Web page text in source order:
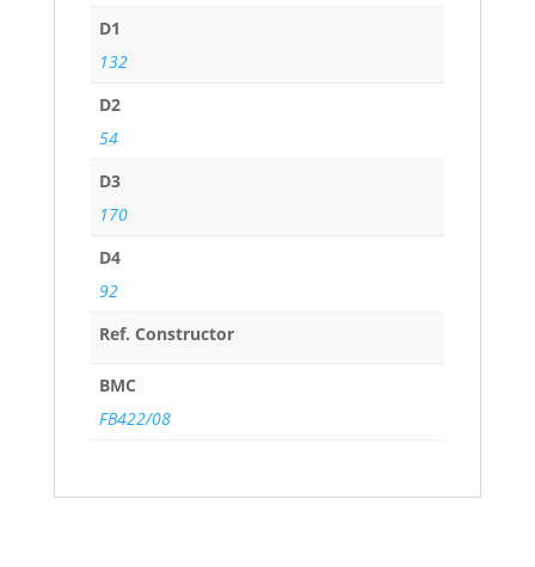
D1
132
D2
54
D3
170
D4
92
Ref. Constructor
BMC
FB422/08